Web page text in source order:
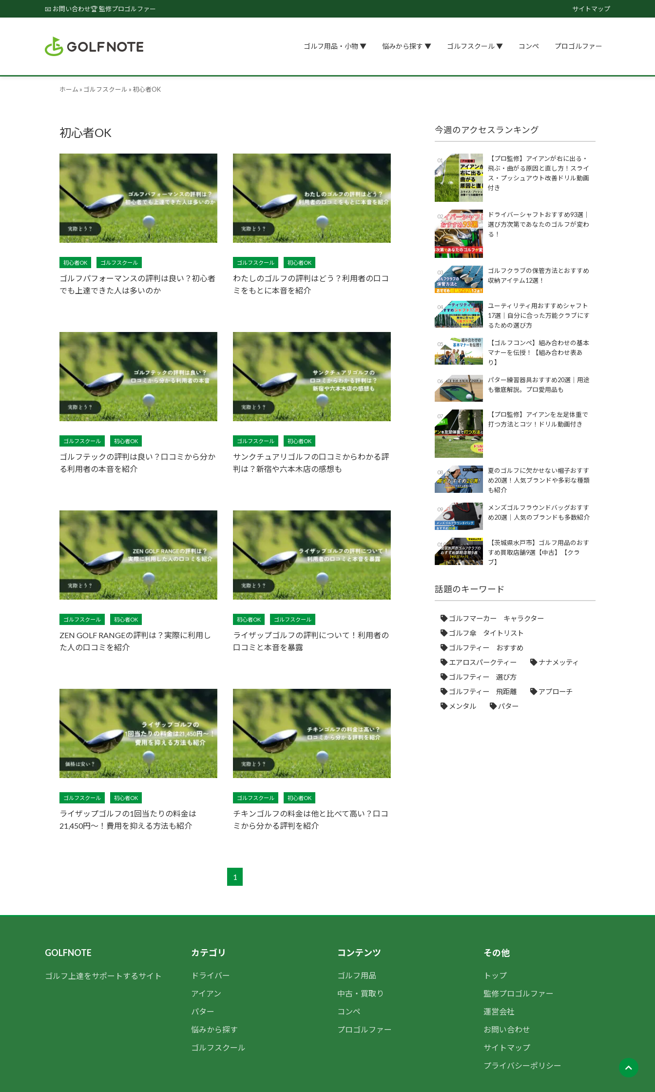
📧 お問い合わせ🏆 監修プロゴルファー サイトマップ
ゴルフ用品・小物 ▼ 悩みから探す ▼ ゴルフスクール ▼ コンペ プロゴルファー
ホーム » ゴルフスクール » 初心者OK
初心者OK
初心者OK ゴルフスクール
ゴルフパフォーマンスの評判は良い？初心者
でも上達できた人は多いのか
ゴルフスクール 初心者OK
わたしのゴルフの評判はどう？利用者の口コ
ミをもとに本音を紹介
ゴルフスクール 初心者OK
ゴルフテックの評判は良い？口コミから分か
る利用者の本音を紹介
ゴルフスクール 初心者OK
サンクチュアリゴルフの口コミからわかる評
判は？新宿や六本木店の感想も
ゴルフスクール 初心者OK
ZEN GOLF RANGEの評判は？実際に利用し
た人の口コミを紹介
初心者OK ゴルフスクール
ライザップゴルフの評判について！利用者の
口コミと本音を暴露
ゴルフスクール 初心者OK
ライザップゴルフの1回当たりの料金は
21,450円〜！費用を抑える方法も紹介
ゴルフスクール 初心者OK
チキンゴルフの料金は他と比べて高い？口コ
ミから分かる評判を紹介
1
今週のアクセスランキング
01
【プロ監修】アイアンが右に出る・
飛ぶ・曲がる原因と直し方！スライ
ス・プッシュアウト改善ドリル動画
付き
02
ドライバーシャフトおすすめ93選│
選び方次第であなたのゴルフが変わ
る！
03
ゴルフクラブの保管方法とおすすめ
収納アイテム12選！
04
ユーティリティ用おすすめシャフト
17選│自分に合った万能クラブにす
るための選び方
05
【ゴルフコンペ】組み合わせの基本
マナーを伝授！【組み合わせ表あ
り】
06
パター練習器具おすすめ20選｜用途
も徹底解説。プロ愛用品も
07
【プロ監修】アイアンを左足体重で
打つ方法とコツ！ドリル動画付き
08
夏のゴルフに欠かせない帽子おすす
め20選！人気ブランドや多彩な種類
も紹介
09
メンズゴルフラウンドバッグおすす
め20選｜人気のブランドも多数紹介
010
【茨城県水戸市】ゴルフ用品のおす
すめ買取店舗9選【中古】【クラ
ブ】
話題のキーワード
ゴルフマーカー キャラクター
ゴルフ傘 タイトリスト
ゴルフティー おすすめ
エアロスパークティー
ナナメッティ
ゴルフティー 選び方
ゴルフティー 飛距離
アプローチ
メンタル
パター
GOLFNOTE
ゴルフ上達をサポートするサイト
カテゴリ
ドライバー
アイアン
パター
悩みから探す
ゴルフスクール
コンテンツ
ゴルフ用品
中古・買取り
コンペ
プロゴルファー
その他
トップ
監修プロゴルファー
運営会社
お問い合わせ
サイトマップ
プライバシーポリシー